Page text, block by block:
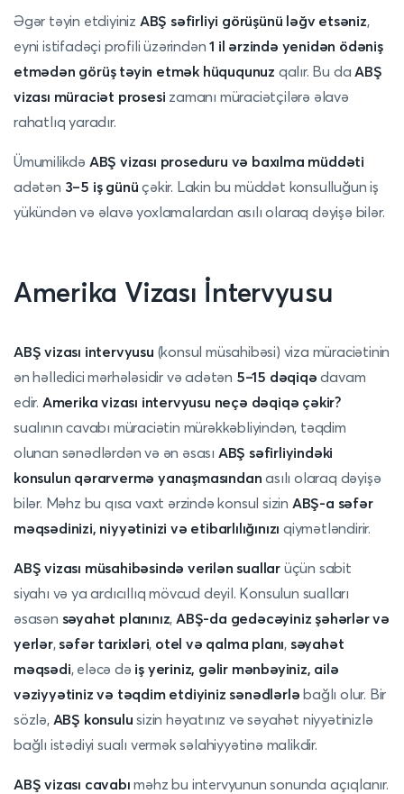
Əgər təyin etdiyiniz ABŞ səfirliyi görüşünü ləğv etsəniz,
eyni istifadəçi profili üzərindən1 il ərzində yenidən ödəniş
etmədən görüş təyin etmək hüququnuz qalır. Bu da ABŞ
vizası müraciət prosesi zamanı müraciətçilərə əlavə
rahatlıq yaradır.
Ümumilikdə ABŞ vizası proseduru və baxılma müddəti
adətən 3–5 iş günü çəkir. Lakin bu müddət konsulluğun iş
yükündən və əlavə yoxlamalardan asılı olaraq dəyişə bilər.
Amerika Vizası İntervyusu
ABŞ vizası intervyusu (konsul müsahibəsi) viza müraciətinin
ən həlledici mərhələsidir və adətən 5–15 dəqiqə davam
edir. Amerika vizası intervyusu neçə dəqiqə çəkir?
sualının cavabı müraciətin mürəkkəbliyindən, təqdim
olunan sənədlərdən və ən əsası ABŞ səfirliyindəki
konsulun qərarvermə yanaşmasından asılı olaraq dəyişə
bilər. Məhz bu qısa vaxt ərzində konsul sizin ABŞ-a səfər
məqsədinizi, niyyətinizi və etibarlılığınızı qiymətləndirir.
ABŞ vizası müsahibəsində verilən suallar üçün sabit
siyahı və ya ardıcıllıq mövcud deyil. Konsulun sualları
əsasən səyahət planınız, ABŞ-da gedəcəyiniz şəhərlər və
yerlər,səfər tarixləri, otel və qalma planı, səyahət
məqsədi, eləcə də iş yeriniz, gəlir mənbəyiniz, ailə
vəziyyətiniz və təqdim etdiyiniz sənədlərlə bağlı olur. Bir
sözlə, ABŞ konsulu sizin həyatınız və səyahət niyyətinizlə
bağlı istədiyi sualı vermək səlahiyyətinə malikdir.
ABŞ vizası cavabı məhz bu intervyunun sonunda açıqlanır.